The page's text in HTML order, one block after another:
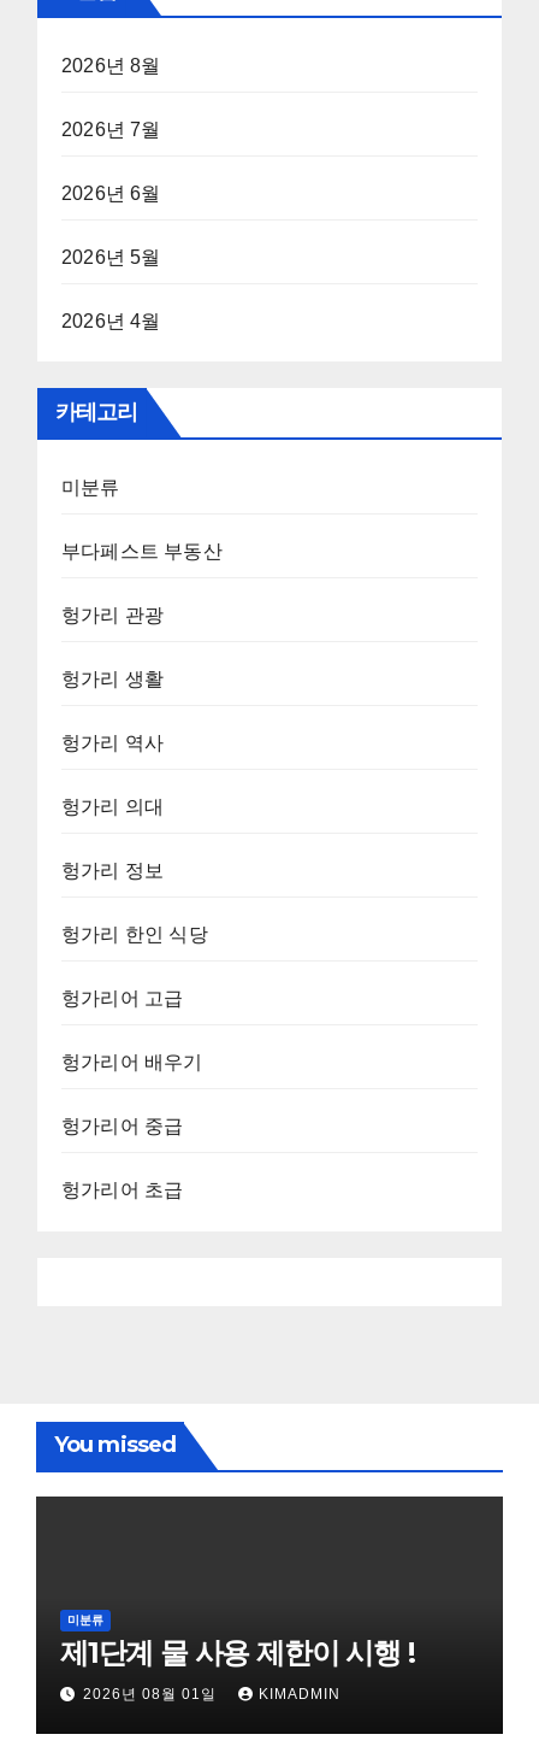
2026년 8월
2026년 7월
2026년 6월
2026년 5월
2026년 4월
카테고리
미분류
부다페스트 부동산
헝가리 관광
헝가리 생활
헝가리 역사
헝가리 의대
헝가리 정보
헝가리 한인 식당
헝가리어 고급
헝가리어 배우기
헝가리어 중급
헝가리어 초급
You missed
미분류
제1단계 물 사용 제한이 시행 !
2026년 08월 01일 KIMADMIN